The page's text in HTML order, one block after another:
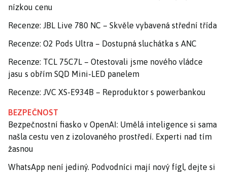
nízkou cenu
Recenze: JBL Live 780 NC – Skvěle vybavená střední třída
Recenze: O2 Pods Ultra – Dostupná sluchátka s ANC
Recenze: TCL 75C7L – Otestovali jsme nového vládce
jasu s obřím SQD Mini-LED panelem
Recenze: JVC XS-E934B – Reproduktor s powerbankou
BEZPEČNOST
Bezpečnostní fiasko v OpenAI: Umělá inteligence si sama
našla cestu ven z izolovaného prostředí. Experti nad tím
žasnou
WhatsApp není jediný. Podvodníci mají nový fígl, dejte si